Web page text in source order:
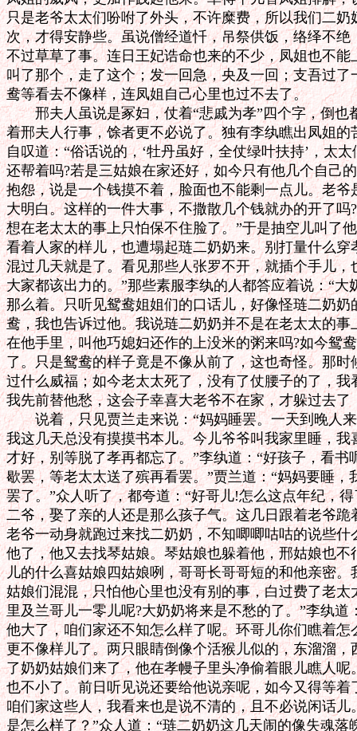
只是老爷太太们吩咐了外头，不许糜费，所以我们二奶
次，才得安静些。虽说僧经道忏，吊祭供饭，络绎不
不过草草了事。连日王妃诰命也来的不少，凤姐也不
叫了那个，走了这个；发一回急，央及一回；支吾过
鸯等看去不像样，连凤姐自己心里也过不去了。
邢夫人虽说是冢妇，仗着“悲戚为孝”四个字，倒也
着邢夫人行事，馀者更不必说了。独有李纨瞧出凤姐
自叹道：“俗话说的，‘牡丹虽好，全仗绿叶扶持’，太
还帮着吗?若是三姑娘在家还好，如今只有他几个自己
抱怨，说是一个钱摸不着，脸面也不能剩一点儿。老
大明白。这样的一件大事，不撒散几个钱就办的开了吗
想在老太太的事上只怕保不住脸了。”于是抽空儿叫了
看着人家的样儿，也遭塌起琏二奶奶来。别打量什么
混过几天就是了。看见那些人张罗不开，就插个手儿
大家都该出力的。”那些素服李纨的人都答应着说：“大
那么着。只听见鸳鸯姐姐们的口话儿，好像怪琏二奶奶
鸯，我也告诉过他。我说琏二奶奶并不是在老太太的
在他手里，叫他巧媳妇还作的上没米的粥来吗?如今鸳
了。只是鸳鸯的样子竟是不像从前了，这也奇怪。那
过什么威福；如今老太太死了，没有了仗腰子的了，
我先前替他愁，这会子幸喜大老爷不在家，才躲过去了
说着，只见贾兰走来说：“妈妈睡罢。一天到晚人来
我这几天总没有摸摸书本儿。今儿爷爷叫我家里睡，
才好，别等脱了孝再都忘了。”李纨道：“好孩子，看书
歇罢，等老太太送了殡再看罢。”贾兰道：“妈妈要睡，
罢了。”众人听了，都夸道：“好哥儿!怎么这点年纪，
二爷，娶了亲的人还是那么孩子气。这几日跟着老爷
老爷一动身就跑过来找二奶奶，不知唧唧咕咕的说些
他了，他又去找琴姑娘。琴姑娘也躲着他，邢姑娘也
儿的什么喜姑娘四姑娘咧，哥哥长哥哥短的和他亲密
姑娘们混混，只怕他心里也没有别的事，白过费了老
里及兰哥儿一零儿呢?大奶奶将来是不愁的了。”李纨道
他大了，咱们家还不知怎么样了呢。环哥儿你们瞧着怎
更不像样儿了。两只眼睛倒像个活猴儿似的，东溜溜
了奶奶姑娘们来了，他在孝幔子里头净偷着眼儿瞧人呢
也不小了。前日听见说还要给他说亲呢，如今又得等
咱们家这些人，我看来也是说不清的，且不必说闲话
是怎么样了？”众人道：“琏二奶奶这几天闹的像失魂落